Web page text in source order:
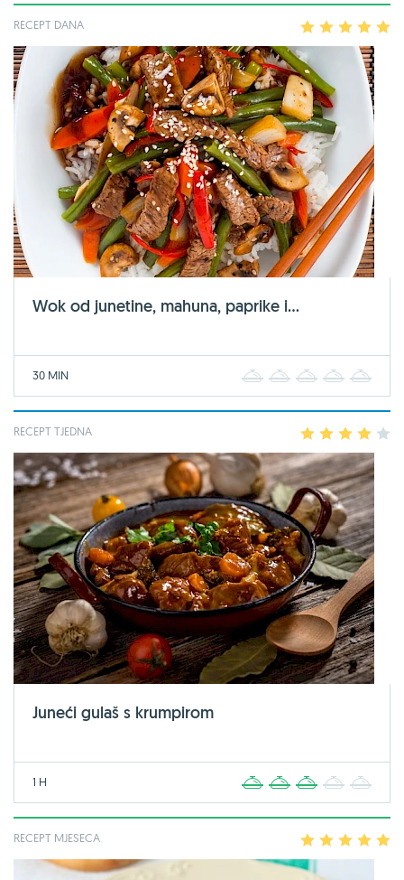
RECEPT DANA 2 3 4
Wok od junetine, mahuna, paprike i...
30 MIN 2 3 4
RECEPT TJEDNA 2 3 4
Juneći gulaš s krumpirom
1 H 2 3 4
RECEPT MJESECA 2 3 4